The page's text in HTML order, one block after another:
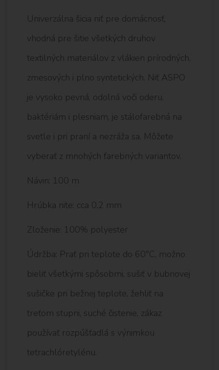
Univerzálna šicia niť pre domácnosť,
vhodná pre šitie všetkých druhov
textilných materiálov z vlákien prírodných,
zmesových i plno syntetických. Niť ASPO
je vysoko pevná, odolná voči oderu,
baktériám i plesniam, je stálofarebná na
svetle i pri praní a nezráža sa. Môžete
vyberať z mnohých farebných variantov.
Návin: 100 m
Hrúbka nite: cca 0,2 mm
Zloženie: 100% polyester
Údržba: Prať pri teplote do 60°C, možno
bieliť všetkými spôsobmi, sušiť v bubnovej
sušičke pri bežnej teplote, žehliť na
treťom stupni, suché čistenie, zákaz
používať rozpúšťadlá s výnimkou
tetrachlóretylénu.